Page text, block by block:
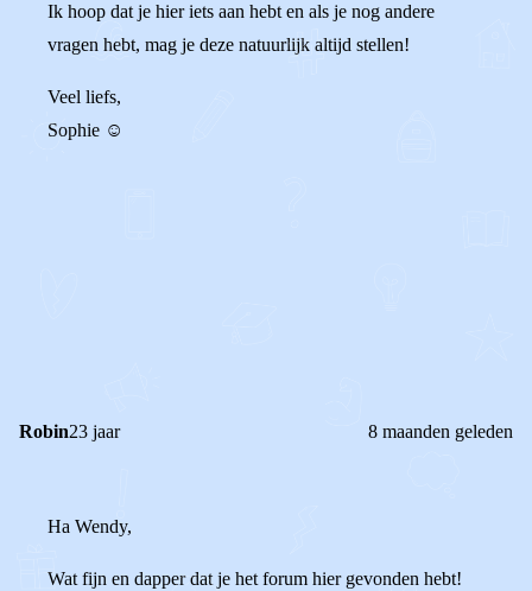
Ik hoop dat je hier iets aan hebt en als je nog andere
vragen hebt, mag je deze natuurlijk altijd stellen!
Veel liefs,
Sophie ☺️
Robin23 jaar 8 maanden geleden
Ha Wendy,
Wat fijn en dapper dat je het forum hier gevonden hebt!